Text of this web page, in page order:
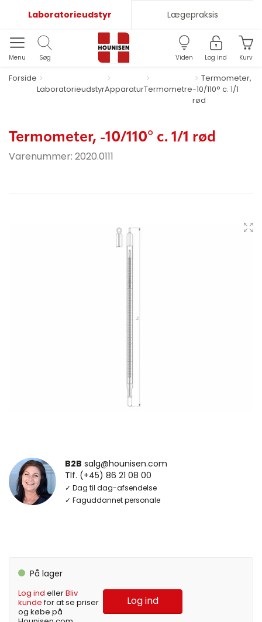
Laboratorieudstyr Lægepraksis
Menu Søg Viden Log ind Kurv
Forside
LaboratorieudstyrApparaturTermometre
Termometer,
-10/110° c. 1/1
rød
Termometer, -10/110° c. 1/1 rød
Varenummer: 2020.0111
B2B salg@hounisen.com
Tlf. (+45) 86 21 08 00
✓ Dag til dag-afsendelse
✓ Faguddannet personale
På lager
Log ind ellerBliv
kundefor at se priser
og købe på
Log ind